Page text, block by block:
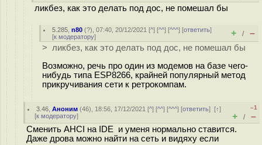
ликбез, как это делать под дос, не помешал бы
5.285 ,n80 (?), 07:40, 20/12/2021 [^] [^^] [^^^] [ответить]
[к модератору] + / –
> ликбез, как это делать под дос, не помешал бы
Возможно, речь про один из модемов на базе чего-
нибудь типа ESP8266, крайней популярный метод
прикручивания сети к ретрокомпам.
3.46 ,Аноним (46), 18:56, 17/12/2021 [^] [^^] [^^^] [ответить][↑]
[к модератору]
–1
+ / –
Сменить AHCI на IDE и уменя нормально ставится.
Даже дрова можно найти на сеть и видяху если